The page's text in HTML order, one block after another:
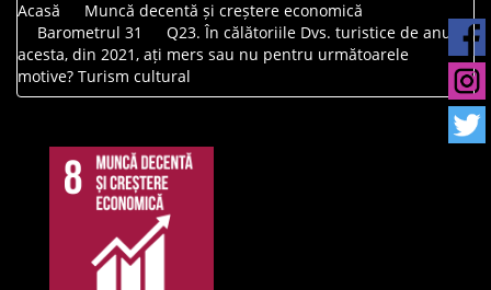
Acasă
Muncă decentă și creștere economică
Barometrul 31
Q23. În călătoriile Dvs. turistice de anul
acesta, din 2021, ați mers sau nu pentru următoarele
motive? Turism cultural